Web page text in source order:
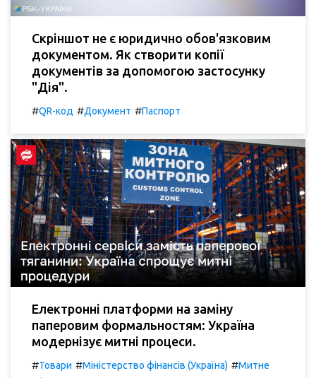
Скріншот не є юридично обов'язковим
документом. Як створити копії
документів за допомогою застосунку
"Дія".
#QR-код #Документ #Паспорт
Електронні платформи на заміну
паперовим формальностям: Україна
модернізує митні процеси.
#Товари #Міністерство фінансів (Україна) #Митне